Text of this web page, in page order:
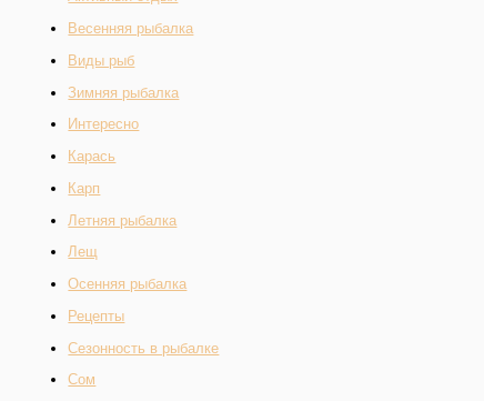
Весенняя рыбалка
Виды рыб
Зимняя рыбалка
Интересно
Карась
Карп
Летняя рыбалка
Лещ
Осенняя рыбалка
Рецепты
Сезонность в рыбалке
Сом